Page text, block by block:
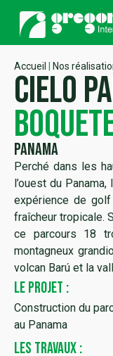
Accueil Nos
cielo
Panama
Perché dans les
l’ouest du
expérience de
fraîcheur tropicale.
ce parcours 18
montagneux
volcan Barú et la
LE PROJET :
Construction du
au Panama
LES TRAVAUX :